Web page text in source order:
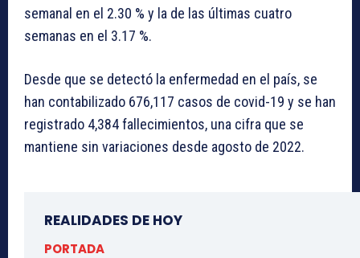
semanal en el 2.30 % y la de las últimas cuatro
semanas en el 3.17 %.
Desde que se detectó la enfermedad en el país, se
han contabilizado 676,117 casos de covid-19 y se han
registrado 4,384 fallecimientos, una cifra que se
mantiene sin variaciones desde agosto de 2022.
REALIDADES DE HOY
PORTADA